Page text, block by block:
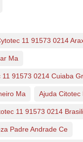
11 91573 0214
Ma
11 91573 0214 Cuiaba
Ma Ajuda Citotec
11 91573 0214
Padre Andrade Ce